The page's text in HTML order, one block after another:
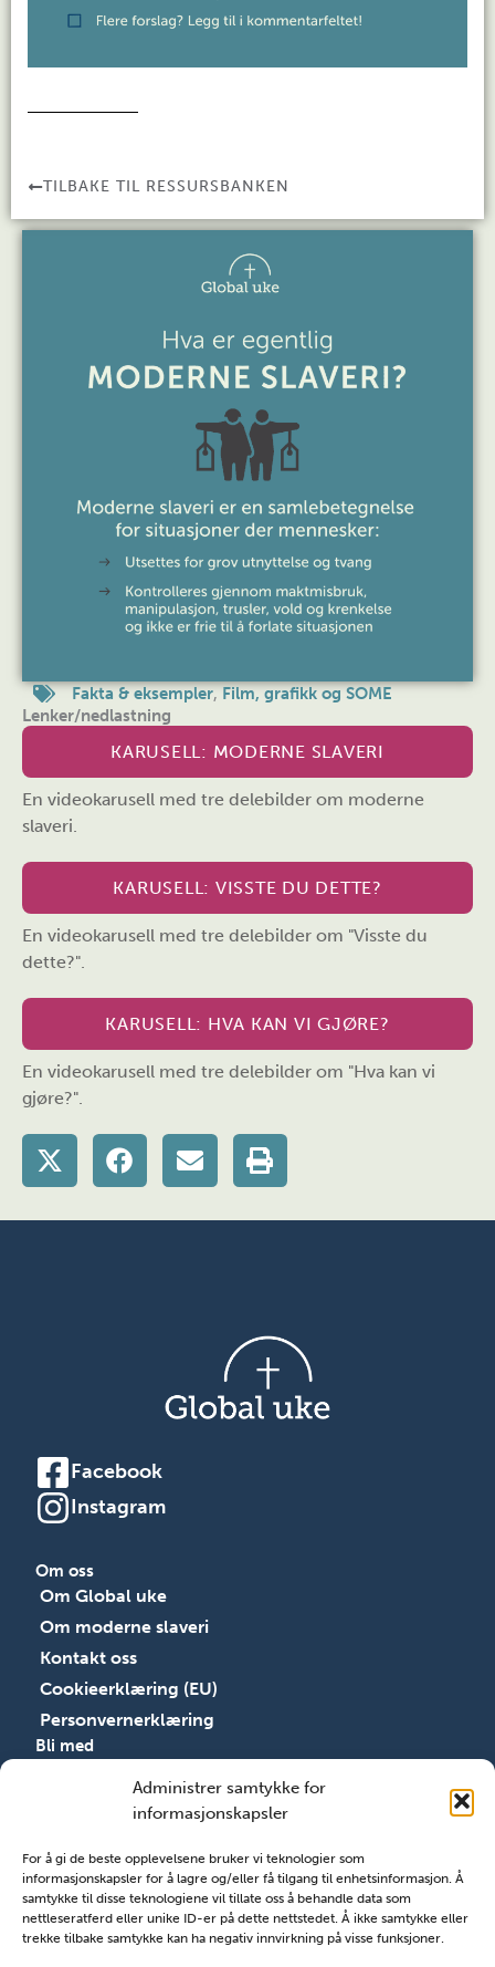
Administrer samtykke for
informasjonskapsler
For å gi de beste opplevelsene bruker vi teknologier som
informasjonskapsler for å lagre og/eller få tilgang til enhetsinformasjon. Å
samtykke til disse teknologiene vil tillate oss å behandle data som
nettleseratferd eller unike ID-er på dette nettstedet. Å ikke samtykke eller
trekke tilbake samtykke kan ha negativ innvirkning på visse funksjoner.
Fakta & eksempler, Film, grafikk og SOME
Lenker/nedlastning
KARUSELL: MODERNE SLAVERI
En videokarusell med tre delebilder om moderne
slaveri.
KARUSELL: VISSTE DU DETTE?
En videokarusell med tre delebilder om "Visste du
dette?".
KARUSELL: HVA KAN VI GJØRE?
En videokarusell med tre delebilder om "Hva kan vi
gjøre?".
TILBAKE TIL RESSURSBANKEN
Facebook
Instagram
Om oss
Om Global uke
Om moderne slaveri
Kontakt oss
Cookieerklæring (EU)
Personvernerklæring
Bli med
Registrer arrangement
Søk støtte